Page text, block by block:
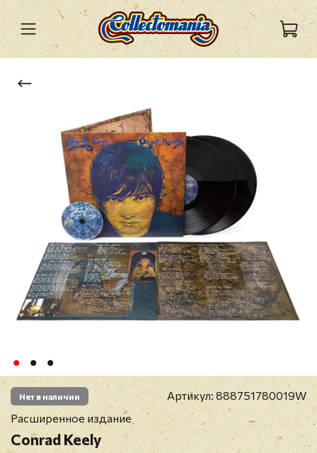
Нет в наличии Артикул:888751780019W
Расширенное издание
Conrad Keely